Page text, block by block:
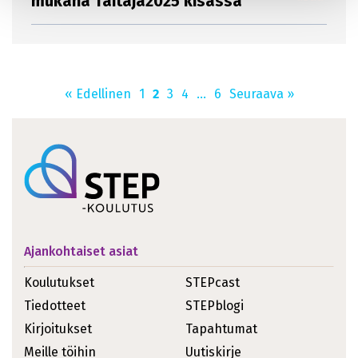
« Edellinen 1 2 3 4 … 6 Seuraava »
Ajankohtaiset asiat
Koulutukset
Tiedotteet
Kirjoitukset
Meille töihin
STEPcast
STEPblogi
Tapahtumat
Uutiskirje